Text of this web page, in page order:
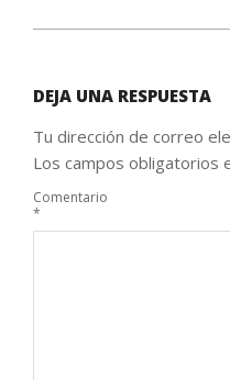
DEJA UNA RESPUESTA
Tu dirección de correo
Los campos obligatorios
Comentario
*